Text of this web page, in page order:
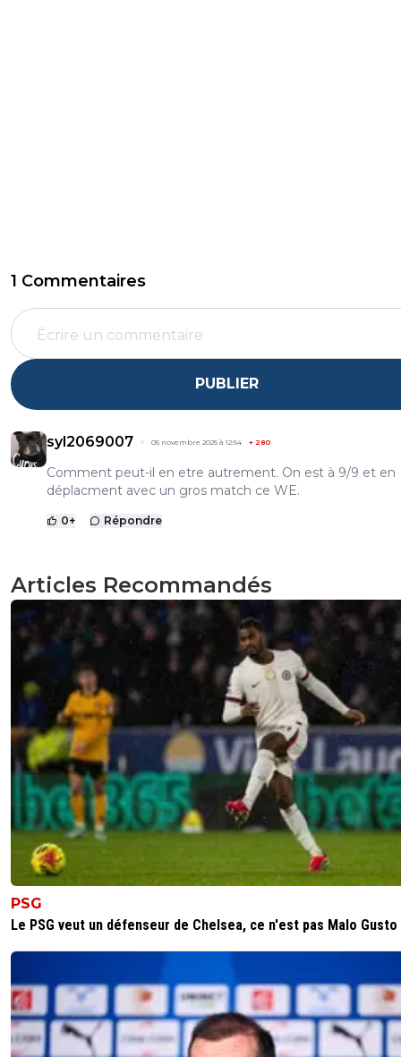
1 Commentaires
PUBLIER
syl2069007 05 novembre 2025 à 12:54 + 280
Comment peut-il en etre autrement. On est à 9/9 et en
déplacment avec un gros match ce WE.
0+ Répondre
Articles Recommandés
PSG
Le PSG veut un défenseur de Chelsea, ce n'est pas Malo Gusto